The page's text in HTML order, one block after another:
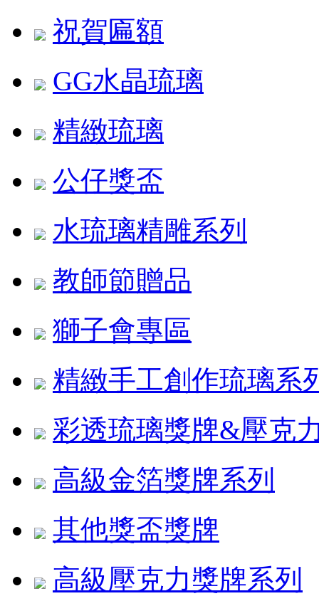
祝賀匾額
GG水晶琉璃
精緻琉璃
公仔獎盃
水琉璃精雕系列
教師節贈品
獅子會專區
精緻手工創作琉璃系
彩透琉璃獎牌&壓克
高級金箔獎牌系列
其他獎盃獎牌
高級壓克力獎牌系列